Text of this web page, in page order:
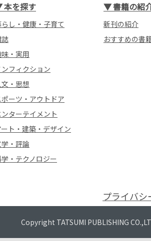
本を探す
し・健康・子育て
誌
・実用
ンフィクション
文・思想
ポーツ・アウトドア
ターテイメント
ート・建築・デザイン
・評論
・テクノロジー
▼書籍の紹
新刊の紹介
おすすめの書
プライバシ
Copyright TATSUMI PUBLISHING